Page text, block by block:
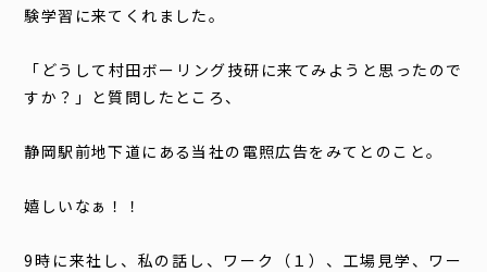
験学習に来てくれました。
「どうして村田ボーリング技研に来てみようと思ったので
すか？」と質問したところ、
静岡駅前地下道にある当社の電照広告をみてとのこと。
嬉しいなぁ！！
9時に来社し、私の話し、ワーク（１）、工場見学、ワー